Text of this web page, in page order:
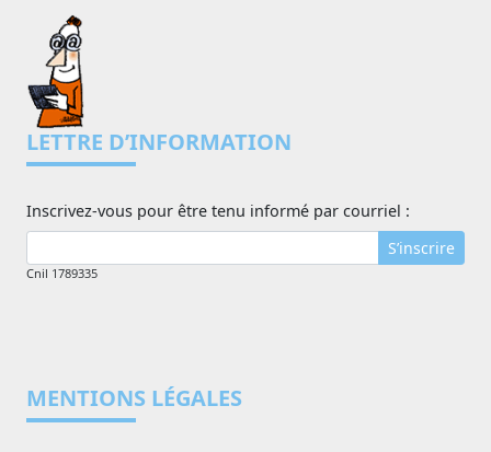
LETTRE D’INFORMATION
Inscrivez-vous pour être tenu informé par courriel :
S’inscrire
Cnil 1789335
MENTIONS LÉGALES